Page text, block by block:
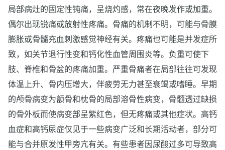
局部病灶的固定性钝痛，呈烧灼感，常在夜晚发作或加重。
偶尔出现锐痛或放射性疼痛。骨痛的机制不明，可能与骨膜
膨胀或骨髓充血刺激感觉神经有关。疼痛也可能是并发症所
致，如关节退行性变和钙化性血管周围炎等。负重可使下
肢、脊椎和骨盆的疼痛加重。严重骨痛者在局部往往可发现
体温上升、骨内压增大，伴疲劳无力甚至衰竭或嗜睡。早期
的颅骨病变为额骨和枕骨的局部溶骨性病变，骨髓透过缺损
的骨外板而使病变部呈紫红色，但无疼痛或其他症状。高钙
血症和高钙尿症仅见于一些病变广泛和长期活动者，部分可
能与合并原发性甲旁亢有关。有些患者因尿酸过多可导致高